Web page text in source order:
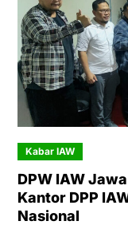
Kabar IAW
DPW IAW
Kantor DPP
Nasional